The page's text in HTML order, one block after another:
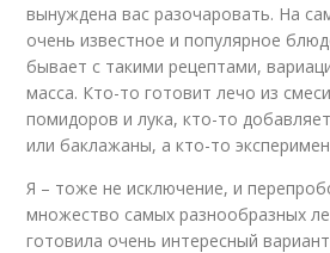
вынуждена вас разочаровать. На
очень известное и популярное
бывает с такими рецептами,
масса. Кто-то готовит лечо из
помидоров и лука, кто-то
или баклажаны, а кто-то
Я – тоже не исключение, и
множество самых разнообразных
готовила очень интересный